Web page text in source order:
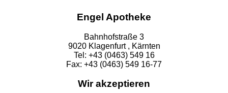
Engel Apotheke
Bahnhofstraße 3
9020 Klagenfurt , Kärnten
Tel: +43 (0463) 549 16
Fax: +43 (0463) 549 16-77
Wir akzeptieren